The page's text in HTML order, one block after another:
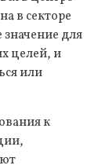
в секторе
для
целей, и
или
к